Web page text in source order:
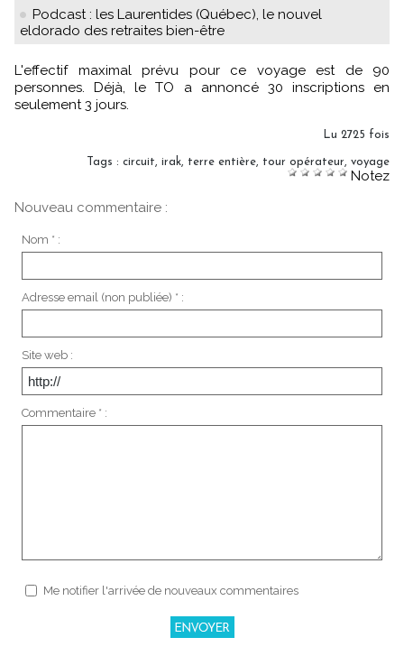
Podcast : les Laurentides (Québec), le nouvel
eldorado des retraites bien-être
L'effectif maximal prévu pour ce voyage est de 90
personnes. Déjà, le TO a annoncé 30 inscriptions en
seulement 3 jours.
Lu 2725 fois
Tags : circuit, irak, terre entière, tour opérateur, voyage
Notez
Nouveau commentaire :
Nom * :
Adresse email (non publiée) * :
Site web :
Commentaire * :
Me notifier l'arrivée de nouveaux commentaires